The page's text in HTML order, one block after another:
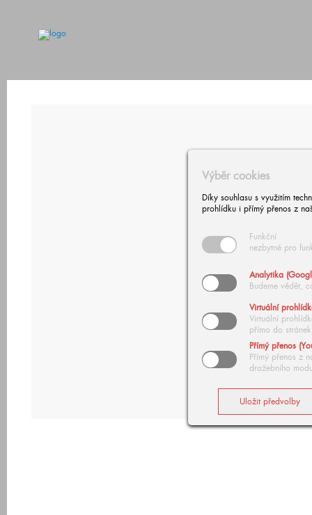
Výběr cookies
Díky souhlasu s využitím
prohlídku i přímý přenos z
Funkční
nezbytné pro
Analytika
Budeme vědět,
Virtuální
Virtuální
přímo do stránek
Přímý přenos
Přímý přenos z
dražebního